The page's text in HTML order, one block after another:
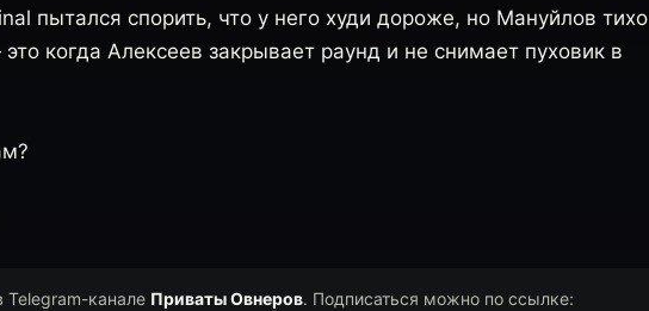
пытался спорить, что у него худи дороже, но Мануйлов тихо
когда Алексеев закрывает раунд и не снимает пуховик в
Telegram-канале Приваты Овнеров. Подписаться можно по ссылке: